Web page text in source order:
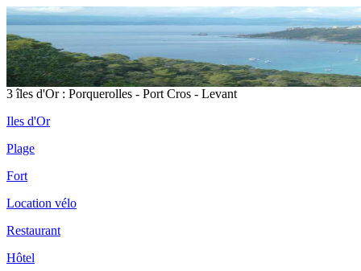
3 îles d'Or : Porquerolles - Port Cros - Levant
Iles d'Or
Plage
Fort
Location vélo
Restaurant
Hôtel